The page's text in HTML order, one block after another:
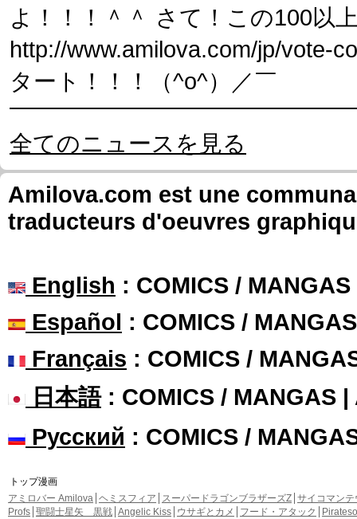
よ！！！＾＾ さて！この100以
http://www.amilova.com/jp/vote-
タート！！！（^o^）／￣
全てのニュースを見る
Amilova.com est une
traducteurs d'oeuvres
English : COMICS /
Español : COMICS /
Français : COMICS /
日本語: COMICS / MANGAS |
Русский : COMICS /
トップ漫画
アミロバー Amilova ヘミスフィア スーパードラゴンブラザーズZ サイコマンテ
Profs 聖闘士星矢 黒戦 Angelic Kiss ウサギとカメ フード・アタック